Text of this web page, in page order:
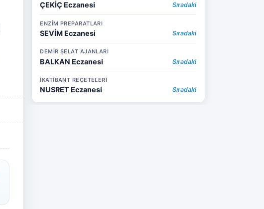
ÇEKİÇ Eczanesi Sıradaki
ENZİM PREPARATLARI
SEVİM Eczanesi Sıradaki
DEMİR ŞELAT AJANLARI
BALKAN Eczanesi Sıradaki
İKATİBANT REÇETELERİ
NUSRET Eczanesi Sıradaki